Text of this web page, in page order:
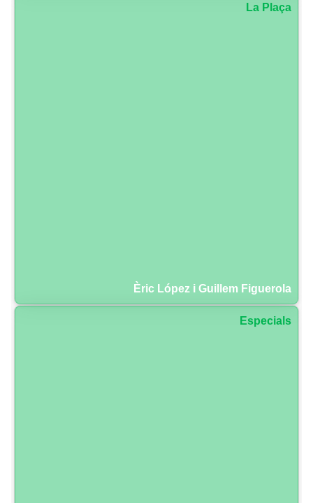
La Plaça
Èric López i Guillem Figuerola
Especials